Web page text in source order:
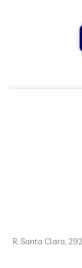
R. Santa Clara,